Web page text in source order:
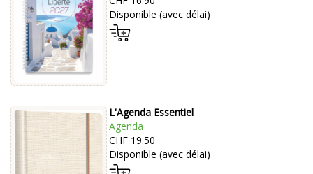
Disponible (avec délai)
L'Agenda Essentiel
Agenda
CHF 19.50
Disponible (avec délai)